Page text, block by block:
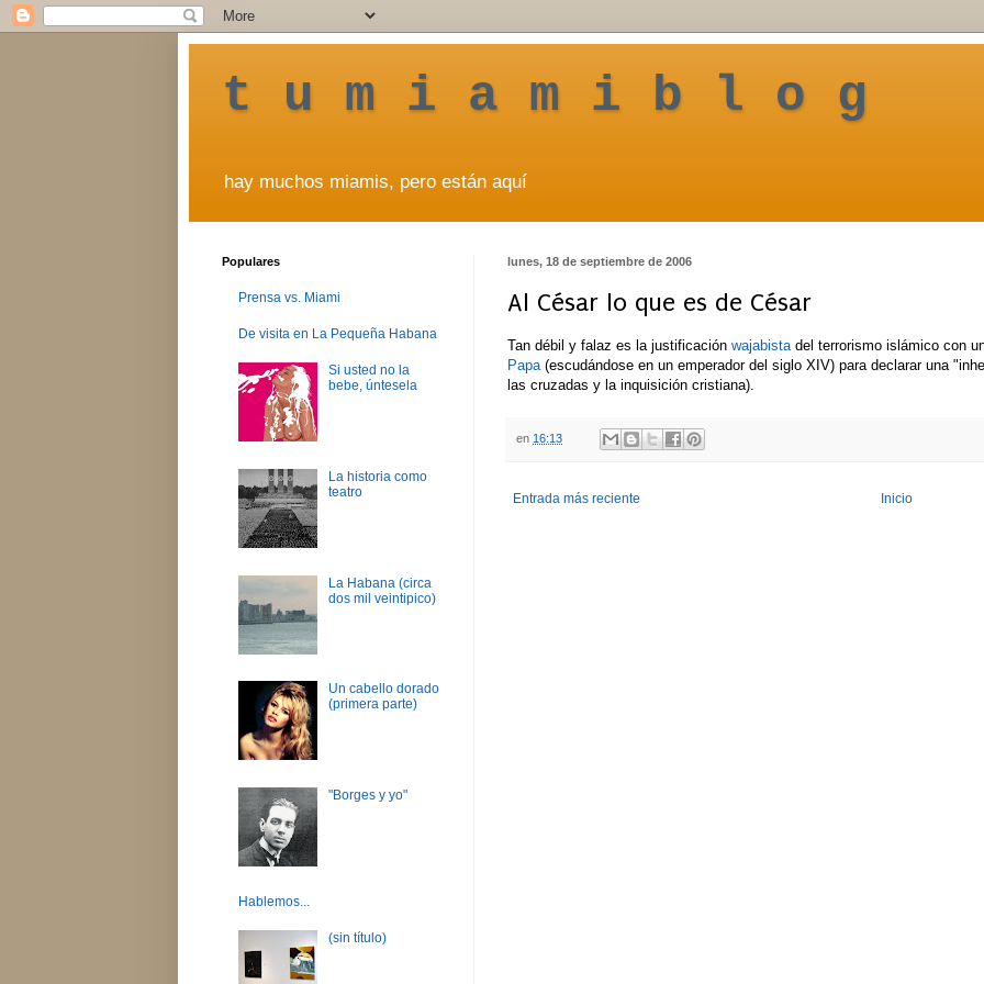
t u m i a m i b l o g
hay muchos miamis, pero están aquí
lunes, 18 de septiembre de 2006
Al César lo que es de César
Tan débil y falaz es la justificación wajabista del terrorismo islámico con
Papa (escudándose en un emperador del siglo XIV) para declarar una
las cruzadas y la inquisición cristiana).
en 16:13
Entrada más reciente Inicio
Populares
Prensa vs. Miami
De visita en La Pequeña Habana
Si usted no la
bebe, úntesela
La historia como
teatro
La Habana (circa
dos mil veintipico)
Un cabello dorado
(primera parte)
"Borges y yo"
Hablemos...
(sin título)